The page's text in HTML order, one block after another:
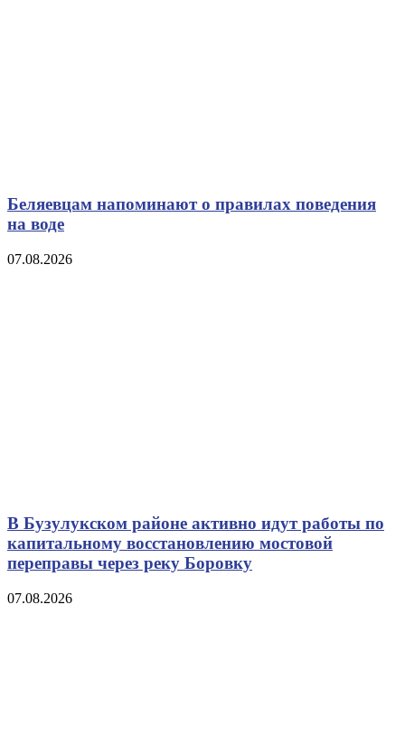
Беляевцам напоминают о правилах поведения
на воде
07.08.2026
В Бузулукском районе активно идут работы по
капитальному восстановлению мостовой
переправы через реку Боровку
07.08.2026